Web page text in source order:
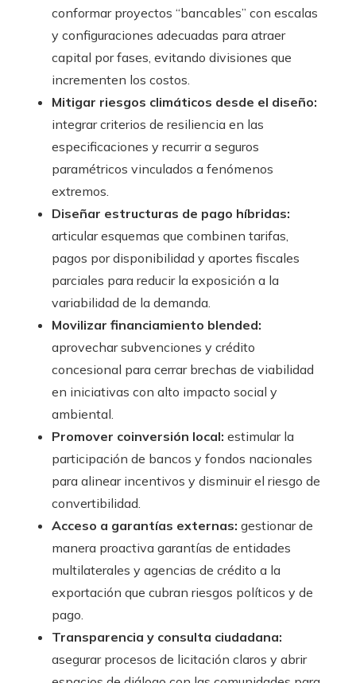
conformar proyectos “bancables” con escalas
y configuraciones adecuadas para atraer
capital por fases, evitando divisiones que
incrementen los costos.
Mitigar riesgos climáticos desde el diseño:
integrar criterios de resiliencia en las
especificaciones y recurrir a seguros
paramétricos vinculados a fenómenos
extremos.
Diseñar estructuras de pago híbridas:
articular esquemas que combinen tarifas,
pagos por disponibilidad y aportes fiscales
parciales para reducir la exposición a la
variabilidad de la demanda.
Movilizar financiamiento blended:
aprovechar subvenciones y crédito
concesional para cerrar brechas de viabilidad
en iniciativas con alto impacto social y
ambiental.
Promover coinversión local: estimular la
participación de bancos y fondos nacionales
para alinear incentivos y disminuir el riesgo de
convertibilidad.
Acceso a garantías externas: gestionar de
manera proactiva garantías de entidades
multilaterales y agencias de crédito a la
exportación que cubran riesgos políticos y de
pago.
Transparencia y consulta ciudadana:
asegurar procesos de licitación claros y abrir